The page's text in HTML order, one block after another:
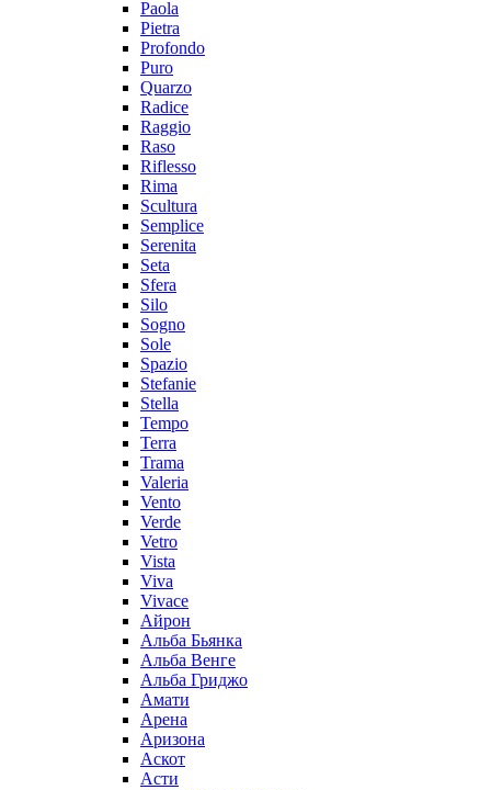
Paola
Pietra
Profondo
Puro
Quarzo
Radice
Raggio
Raso
Riflesso
Rima
Scultura
Semplice
Serenita
Seta
Sfera
Silo
Sogno
Sole
Spazio
Stefanie
Stella
Tempo
Terra
Trama
Valeria
Vento
Verde
Vetro
Vista
Viva
Vivace
Айрон
Альба Бьянка
Альба Венге
Альба Гриджо
Амати
Арена
Аризона
Аскот
Асти